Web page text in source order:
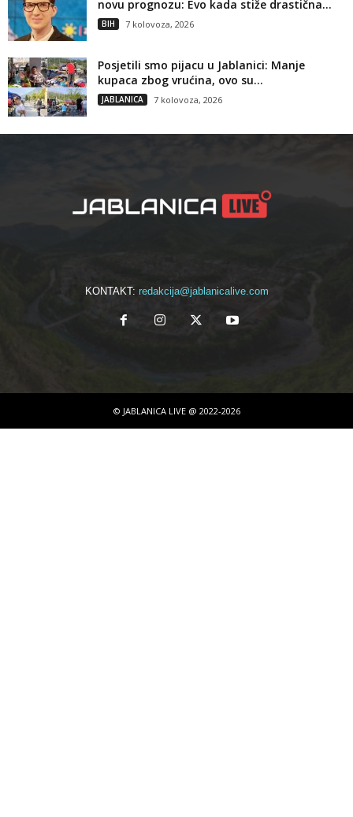
novu prognozu: Evo kada stiže drastična...
BIH 7 kolovoza, 2026
Posjetili smo pijacu u Jablanici: Manje
kupaca zbog vrućina, ovo su...
JABLANICA 7 kolovoza, 2026
KONTAKT: redakcija@jablanicalive.com
© JABLANICA LIVE @ 2022-2026